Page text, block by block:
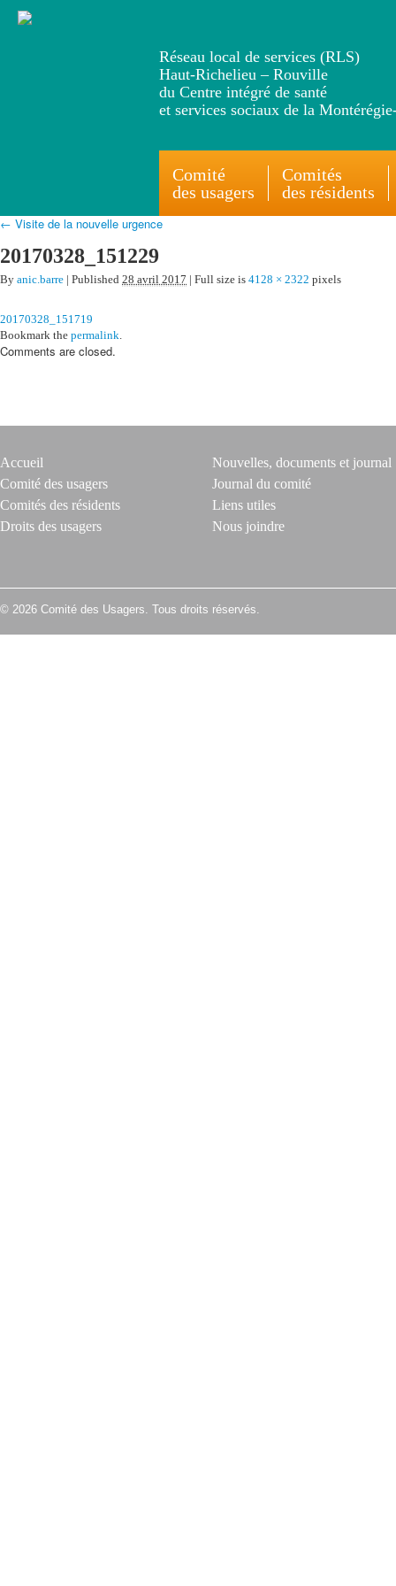
Réseau local de services (RLS)
Haut-Richelieu – Rouville
du Centre intégré de santé
et services sociaux de la
Comité
des usagers
Comités
des résidents
← Visite de la nouvelle urgence
20170328_151229
By anic.barre | Published 28 avril 2017 | Full size is 4128 × 2322 pixels
20170328_151719
Bookmark the permalink.
Comments are closed.
Accueil
Comité des usagers
Comités des résidents
Droits des usagers
Nouvelles, documents et journal
Journal du comité
Liens utiles
Nous joindre
© 2026 Comité des Usagers. Tous droits réservés.